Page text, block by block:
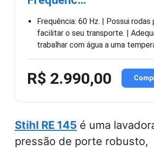
Frequência: 60 Hz. | Possui rodas
facilitar o seu transporte. |
trabalhar com água a uma
R$ 2.990,00
Stihl RE 145 é uma
pressão de porte robusto,